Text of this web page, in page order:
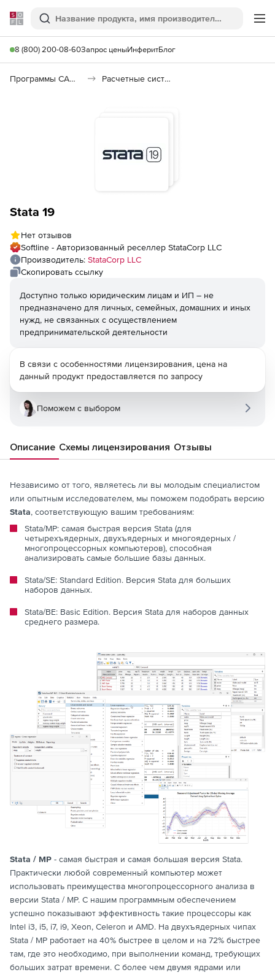
Softline
Поиск
8 (800) 200-08-60Запрос ценыИнферитБлог
Программы САПР и ГИС Расчетные системы и Научное программное обеспечение
Stata 19
Нет отзывов
Softline - Авторизованный реселлер StataCorp LLC
Производитель: StataCorp LLC
Скопировать ссылку
Доступно только юридическим лицам и ИП – не
предназначено для личных, семейных, домашних и иных
нужд, не связанных с осуществлением
предпринимательской деятельности
В связи с особенностями лицензирования, цена на
данный продукт предоставляется по запросу
Поможем с выбором
Описание Схемы лицензирования Отзывы
Независимо от того, являетесь ли вы молодым специалистом
или опытным исследователем, мы поможем подобрать версию
Stata, соответствующую вашим требованиям:
Stata/MP: самая быстрая версия Stata (для
четырехъядерных, двухъядерных и многоядерных /
многопроцессорных компьютеров), способная
анализировать самые большие базы данных.
Stata/SE: Standard Edition. Версия Stata для больших
наборов данных.
Stata/BE: Basic Edition. Версия Stata для наборов данных
среднего размера.
Stata / MP - самая быстрая и самая большая версия Stata.
Практически любой современный компьютер может
использовать преимущества многопроцессорного анализа в
версии Stata / MP. С нашим программным обеспечением
успешно показывают эффективность такие процессоры как
Intel i3, i5, i7, i9, Xeon, Celeron и AMD. На двухъядерных чипах
Stata / MP работает на 40% быстрее в целом и на 72% быстрее
там, где это необходимо, при выполнении команд, требующих
больших затрат времени. С более чем двумя ядрами или